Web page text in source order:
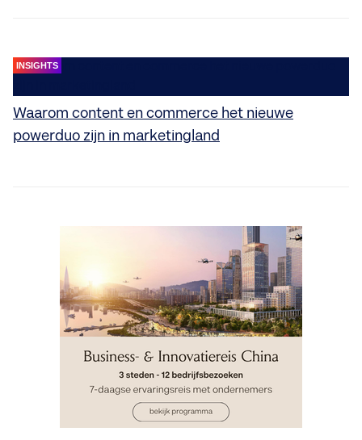
INSIGHTS
Waarom content en commerce het nieuwe
powerduo zijn in marketingland